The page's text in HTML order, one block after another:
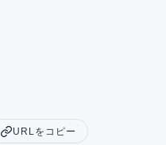
URLをコピー